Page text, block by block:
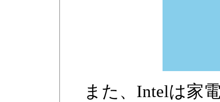
また、Intelは家